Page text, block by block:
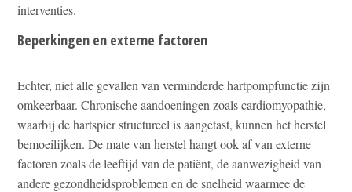
interventies.
Beperkingen en externe factoren
Echter, niet alle gevallen van verminderde hartpompfunctie zijn
omkeerbaar. Chronische aandoeningen zoals cardiomyopathie,
waarbij de hartspier structureel is aangetast, kunnen het herstel
bemoeilijken. De mate van herstel hangt ook af van externe
factoren zoals de leeftijd van de patiënt, de aanwezigheid van
andere gezondheidsproblemen en de snelheid waarmee de